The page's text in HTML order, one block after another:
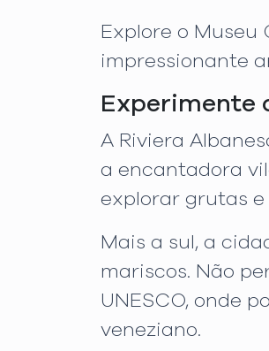
Explore o Museu
impressionante
Experimente
A Riviera
a encantadora
explorar grutas e
Mais a sul, a
mariscos. Não
UNESCO, onde
veneziano.